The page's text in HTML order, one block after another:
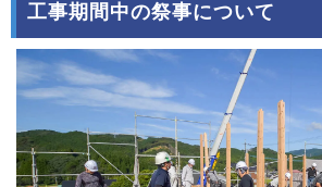
工事期間中の祭事について